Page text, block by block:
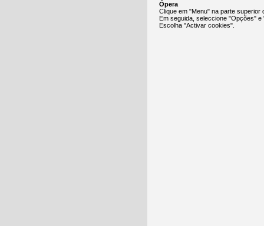
Ópera
Clique em "Menu" na parte
Em seguida, seleccione "Opções" e
Escolha "Activar cookies".